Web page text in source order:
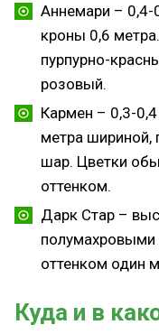
Аннемари – 0,4-
кроны 0,6
пурпурно-
розовый.
Кармен – 0,3-
метра шириной,
шар. Цветки
оттенком.
Дарк Стар –
оттенком один
Куда и в